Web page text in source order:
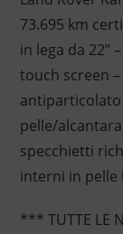
73.695 km
in lega da 22”
touch screen
antiparticolato
pelle/
specchietti
interni in
*** TUTTE LE